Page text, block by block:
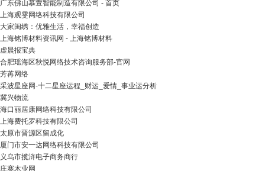
广东佛山慕萱智能制造有限公司 - 首页
上海观雯网络科技有限公司
大家闺绣：优雅生活，幸福创造
上海铭博材料资讯网 - 上海铭博材料
虚晨报宝典
合肥瑶海区秋悦网络技术咨询服务部-官网
芳苒网络
采波星座网-十二星座运程_财运_爱情_事业运分析
冀兴物流
海口丽居康网络科技有限公司
上海费托罗科技有限公司
太原市晋源区留成化
厦门市安一达网络科技有限公司
义乌市揽浒电子商务商行
庄寨木业网